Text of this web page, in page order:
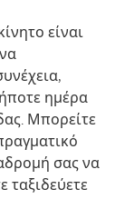
είναι
ημέρα
Μπορείτε
σας να
ταξιδεύετε